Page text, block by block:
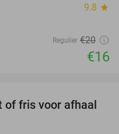
9.8 star
Regulier €20
€16
60%
of fris voor afhaal